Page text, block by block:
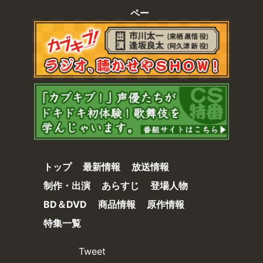
ペー
ジの
先頭
へ
トップ 最新情報
放送情報
制作・出演
あらすじ
登場人物
BD＆DVD
商品情報
原作情報
特集一覧
Tweet